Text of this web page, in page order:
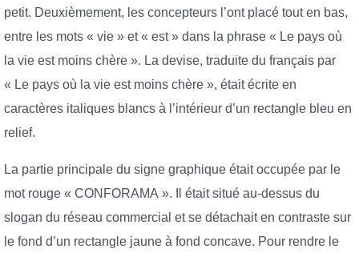
petit. Deuxièmement, les concepteurs l’ont placé tout en bas,
entre les mots « vie » et « est » dans la phrase « Le pays où
la vie est moins chère ». La devise, traduite du français par
« Le pays où la vie est moins chère », était écrite en
caractères italiques blancs à l’intérieur d’un rectangle bleu en
relief.
La partie principale du signe graphique était occupée par le
mot rouge « CONFORAMA ». Il était situé au-dessus du
slogan du réseau commercial et se détachait en contraste sur
le fond d’un rectangle jaune à fond concave. Pour rendre le